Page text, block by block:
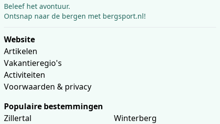
Beleef het avontuur.
Ontsnap naar de bergen met bergsport.nl!
Website
Artikelen
Vakantieregio's
Activiteiten
Voorwaarden & privacy
Populaire bestemmingen
Zillertal
Winterberg